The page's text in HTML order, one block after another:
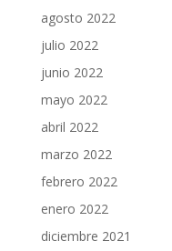
agosto 2022
julio 2022
junio 2022
mayo 2022
abril 2022
marzo 2022
febrero 2022
enero 2022
diciembre 2021